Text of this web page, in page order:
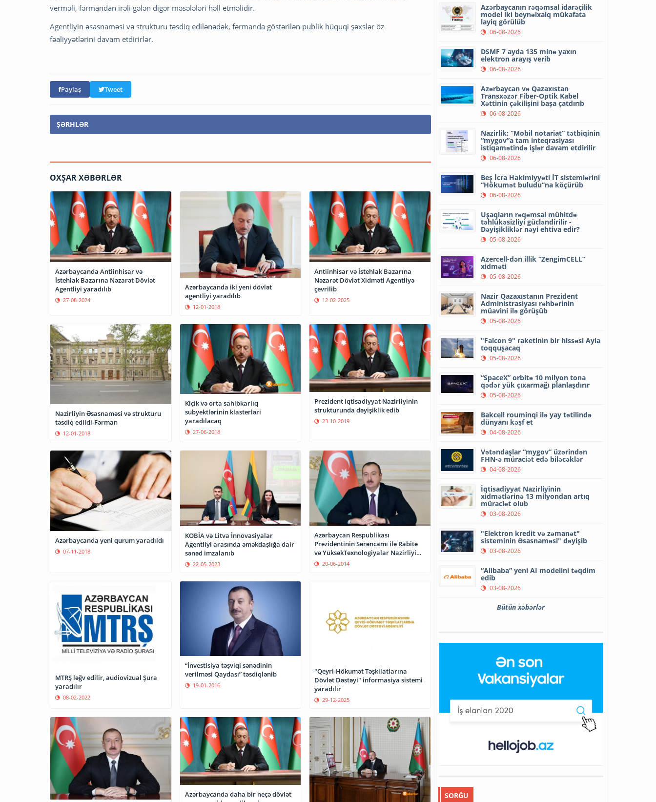
verməli, fərmandan irəli gələn digər məsələləri həll etməlidir.
Agentliyin əsasnaməsi və strukturu təsdiq edilənədək, fərmanda göstərilən publik hüquqi şəxslər öz
fəaliyyətlərini davam etdirirlər.
Paylaş Tweet
ŞƏRHLƏR
OXŞAR XƏBƏRLƏR
Azərbaycanda Antiinhisar və
İstehlak Bazarına Nəzarət Dövlət
Agentliyi yaradılıb
27-08-2024
Azərbaycanda iki yeni dövlət
agentliyi yaradılıb
12-01-2018
Antiinhisar və İstehlak Bazarına
Nəzarət Dövlət Xidməti Agentliyə
çevrilib
12-02-2025
Nazirliyin Əsasnaməsi və strukturu
təsdiq edildi-Fərman
12-01-2018
Kiçik və orta sahibkarlıq
subyektlərinin klasterləri
yaradılacaq
27-06-2018
Prezident Iqtisadiyyat Nazirliyinin
strukturunda dəyişiklik edib
23-10-2019
Azərbaycanda yeni qurum yaradıldı
07-11-2018
KOBİA və Litva İnnovasiyalar
Agentliyi arasında əməkdaşlığa dair
sənəd imzalanıb
22-05-2023
Azərbaycan Respublikası
Prezidentinin Sərəncamı ilə Rabitə
və YüksəkTexnologiyalar Nazirliyi
haqqında Əsasnamə təsdiq edildi.
20-06-2014
MTRŞ ləğv edilir, audiovizual Şura
yaradılır
08-02-2022
“İnvestisiya təşviqi sənədinin
verilməsi Qaydası” təsdiqlənib
19-01-2016
"Qeyri-Hökumət Təşkilatlarına
Dövlət Dəstəyi" informasiya sistemi
yaradılır
29-12-2025
Azərbaycanda daha bir neçə dövlət
Azərbaycanın rəqəmsal idarəçilik
model iki beynəlxalq mükafata
layiq görülüb
06-08-2026
DSMF 7 ayda 135 minə yaxın
elektron arayış verib
06-08-2026
Azərbaycan və Qazaxıstan
Transxəzər Fiber-Optik Kabel
Xəttinin çəkilişini başa çatdırıb
06-08-2026
Nazirlik: “Mobil notariat” tətbiqinin
“mygov”a tam inteqrasiyası
istiqamətində işlər davam etdirilir
06-08-2026
Beş İcra Hakimiyyəti İT sistemlərini
“Hökumət buludu”na köçürüb
06-08-2026
Uşaqların rəqəmsal mühitdə
təhlükəsizliyi gücləndirilir -
Dəyişikliklər nəyi ehtiva edir?
05-08-2026
Azercell-dən illik “ZengimCELL”
xidməti
05-08-2026
Nazir Qazaxıstanın Prezident
Administrasiyası rəhbərinin
müavini ilə görüşüb
05-08-2026
"Falcon 9" raketinin bir hissəsi Ayla
toqquşacaq
05-08-2026
“SpaceX” orbitə 10 milyon tona
qədər yük çıxarmağı planlaşdırır
05-08-2026
Bakcell rouminqi ilə yay tətilində
dünyanı kəşf et
04-08-2026
Vətəndaşlar “mygov” üzərindən
FHN-ə müraciət edə biləcəklər
04-08-2026
İqtisadiyyat Nazirliyinin
xidmətlərinə 13 milyondan artıq
müraciət olub
03-08-2026
"Elektron kredit və zəmanət"
sisteminin Əsasnaməsi" dəyişib
03-08-2026
“Alibaba” yeni AI modelini təqdim
edib
03-08-2026
Bütün xəbərlər
SORĞU